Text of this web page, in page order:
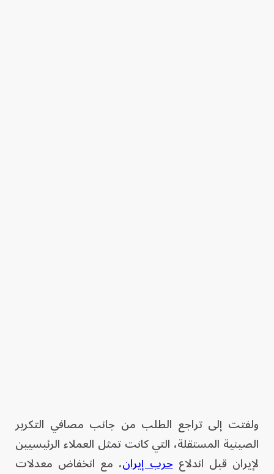
ولفتت إلى تراجع الطلب من جانب مصافي التكرير
الصينية المستقلة، التي كانت تمثل العملاء الرئيسيين
لإيران قبل اندلاعحرب إيران، مع انخفاض معدلات